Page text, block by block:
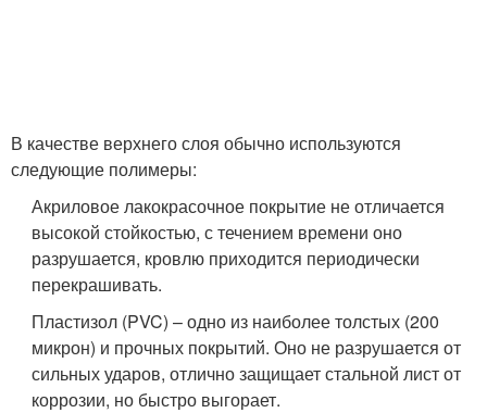
В качестве верхнего слоя обычно используются
следующие полимеры:
Акриловое лакокрасочное покрытие не отличается
высокой стойкостью, с течением времени оно
разрушается, кровлю приходится периодически
перекрашивать.
Пластизол (PVC) – одно из наиболее толстых (200
микрон) и прочных покрытий. Оно не разрушается от
сильных ударов, отлично защищает стальной лист от
коррозии, но быстро выгорает.